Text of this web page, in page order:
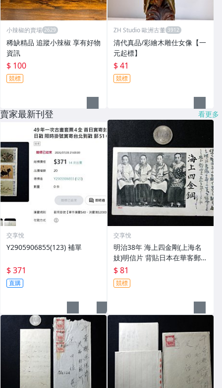
小辣椒的賣場
稀缺精品 追蹤小辣椒 享有好物
資訊
$ 100
競標
ZH Studio 歐洲古董
清代真品/彩繪木雕仕女像【一
元起標】
$ 41
競標
賣家最新刊登 看更多
交享悅
Y2905906855(123) 補單
$ 371
直購
交享悅
明治38年 海上四金剛(上海名
妓)明信片 背貼日本在華客郵菊
切手1錢5厘 加蓋支那未銷戳
寄野戰砲兵 郵53 0818
$ 81
競標